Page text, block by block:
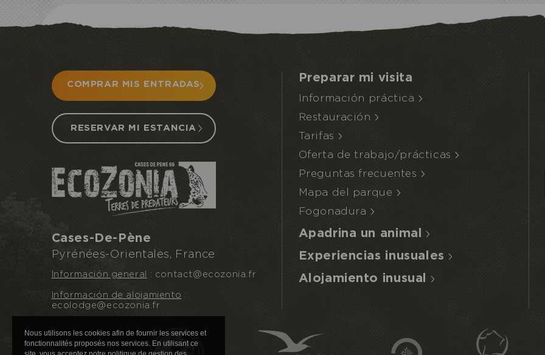
COMPRAR MIS ENTRADAS
RESERVAR MI ESTANCIA
Cases-De-Pène
Pyrénées-Orientales, France
Información general : contact@ecozonia.fr
Información de alojamiento :
ecolodge@ecozonia.fr
Preparar mi visita
Información práctica
Restauración
Tarifas
Oferta de trabajo/prácticas
Preguntas frecuentes
Mapa del parque
Fogonadura
Apadrina un animal
Experiencias inusuales
Alojamiento inusual
Nous utilisons les cookies afin de fournir les services et
fonctionnalités proposés nos services. En utilisant ce